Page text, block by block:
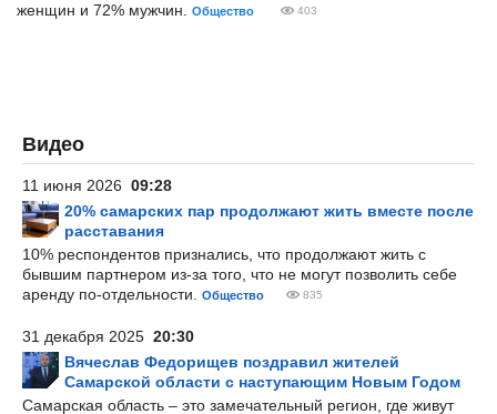
женщин и 72% мужчин.
Общество 403
Видео
11 июня 2026 09:28
20% самарских пар продолжают жить вместе после
расставания
10% респондентов признались, что продолжают жить с
бывшим партнером из-за того, что не могут позволить себе
аренду по-отдельности.
Общество 835
31 декабря 2025 20:30
Вячеслав Федорищев поздравил жителей
Самарской области с наступающим Новым Годом
Самарская область – это замечательный регион, где живут